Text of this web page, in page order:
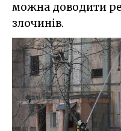
можна доводити
злочинів.